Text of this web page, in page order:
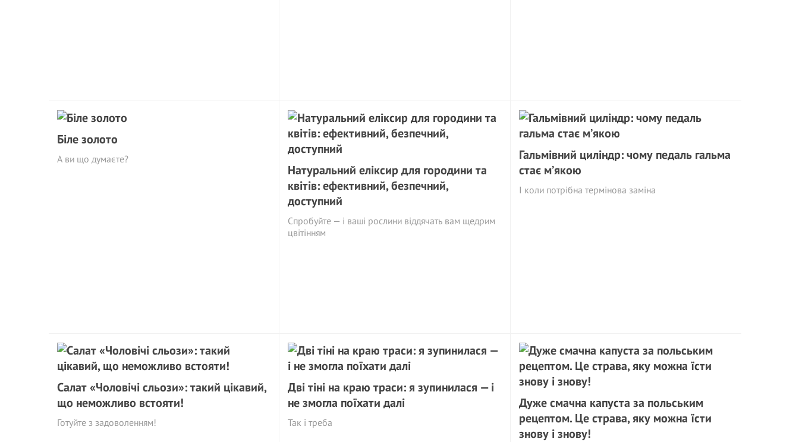
Біле золото
А ви що думаєте?
Натуральний еліксир для городини та
квітів: ефективний, безпечний,
доступний
Спробуйте — і ваші рослини віддячать вам щедрим
цвітінням
Гальмівний циліндр: чому педаль гальма
стає м’якою
І коли потрібна термінова заміна
Cалат «Чоловічі сльози»: такий цікавий,
що неможливо встояти!
Готуйте з задоволенням!
Дві тіні на краю траси: я зупинилася — і
не змогла поїхати далі
Так і треба
Дуже смачна капуста за польським
рецептом. Це страва, яку можна їсти
знову і знову!